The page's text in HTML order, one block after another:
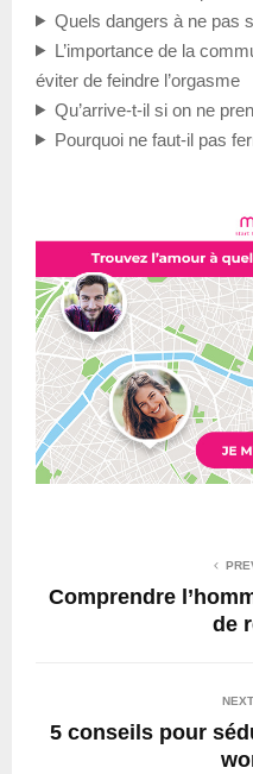
Quels dangers à ne pas
L’importance de la
éviter de feindre l’orgasme
Qu’arrive-t-il si on ne
Pourquoi ne faut-il pas
Comprendre
de
5 conseils pour